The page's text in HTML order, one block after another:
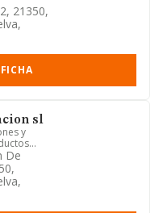
21350,
sl
y
De